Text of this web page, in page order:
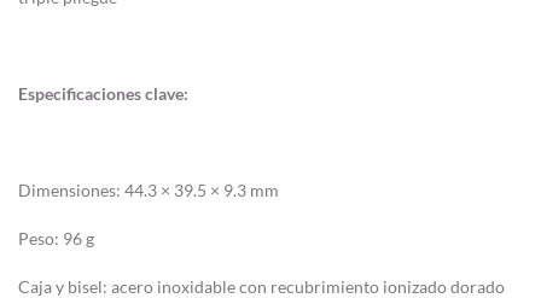
Especificaciones clave:
Dimensiones: 44.3 × 39.5 × 9.3 mm
Peso: 96 g
Caja y bisel: acero inoxidable con recubrimiento ionizado dorado